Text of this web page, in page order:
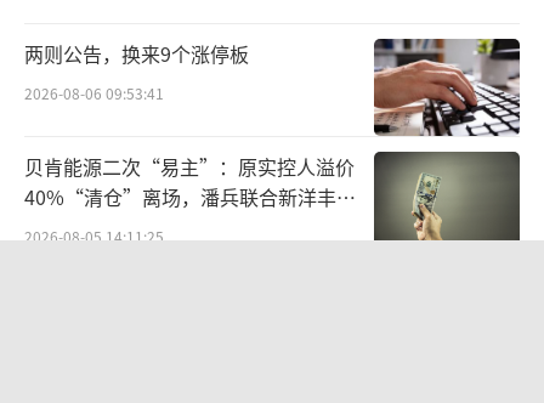
令生猪行业雪上加霜
“双汇真的时不时地爆出问题……”一位
最严重的当属2011年的“瘦肉精”事件。
当年，央视曝光河南孟州、沁阳等地养猪场使
两则公告，换来9个涨停板
2026-08-06 09:53:41
贝肯能源二次“易主”：原实控人溢价
40%“清仓”离场，潘兵联合新洋丰、
宏科百世拟入主
2026-08-05 14:11:25